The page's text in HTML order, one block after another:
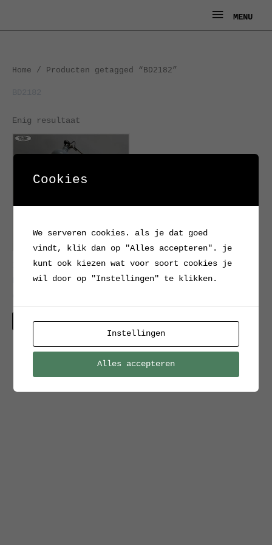
MENU
MENU
Home / Producten getagged “BD2182”
Enig resultaat
Industriele klemlamp van
Ernst Rademacher, jaren
Verkocht
Cookies
We serveren cookies. als je dat goed
vindt, klik dan op "Alles accepteren". je
kunt ook kiezen wat voor soort cookies je
wil door op "Instellingen" te klikken.
Instellingen
Alles accepteren